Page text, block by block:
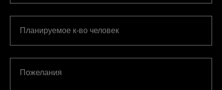
Планируемое к-во человек
Пожелания